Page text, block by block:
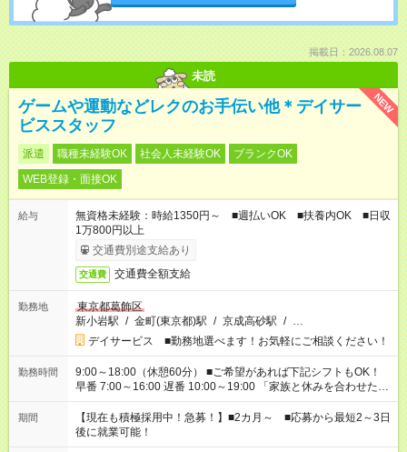
掲載日：2026.08.07
未読
NEW
ゲームや運動などレクのお手伝い他＊デイサー
ビススタッフ
派遣 職種未経験OK 社会人未経験OK
ブランクOK
WEB登録・面接OK
給与
無資格未経験：時給1350円～ ■週払いOK ■扶養内OK ■日収
1万800円以上
交通費別途支給あり
交通費 交通費全額支給
勤務地
東京都葛飾区
新小岩駅 / 金町(東京都)駅 / 京成高砂駅 / …
デイサービス ■勤務地選べます！お気軽にご相談ください！
勤務時間
9:00～18:00（休憩60分） ■ご希望があれば下記シフトもOK！
早番 7:00～16:00 遅番 10:00～19:00 「家族と休みを合わせた
い」 「余裕を持って夕飯の準備がしたい」 「できれば残業はし
たくない」 など、ご希望を教えてくださいね。 ※Wワーク希望
の方へ 今ご覧のお仕事で希望する勤務時間と、もう1つのお仕事
の勤務時間。 合計で週40時間を超える場合は応募できません。
期間
【現在も積極採用中！急募！】■2カ月～ ■応募から最短2～3日
後に就業可能！